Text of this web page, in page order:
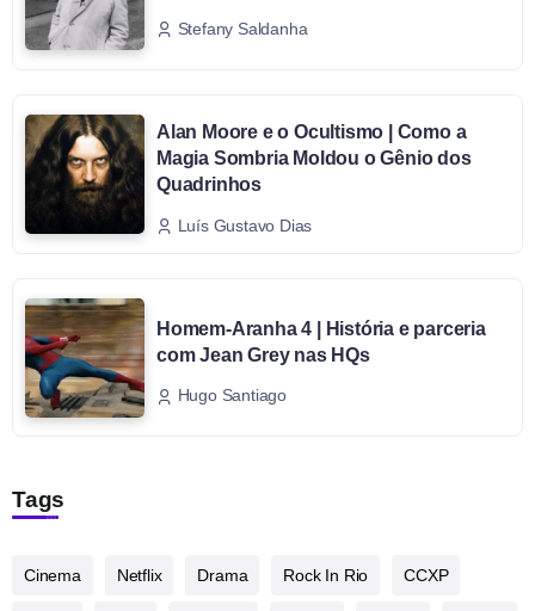
Stefany Saldanha
Alan Moore e o Ocultismo | Como a
Magia Sombria Moldou o Gênio dos
Quadrinhos
Luís Gustavo Dias
Homem-Aranha 4 | História e parceria
com Jean Grey nas HQs
Hugo Santiago
Tags
Cinema Netflix Drama Rock In Rio CCXP